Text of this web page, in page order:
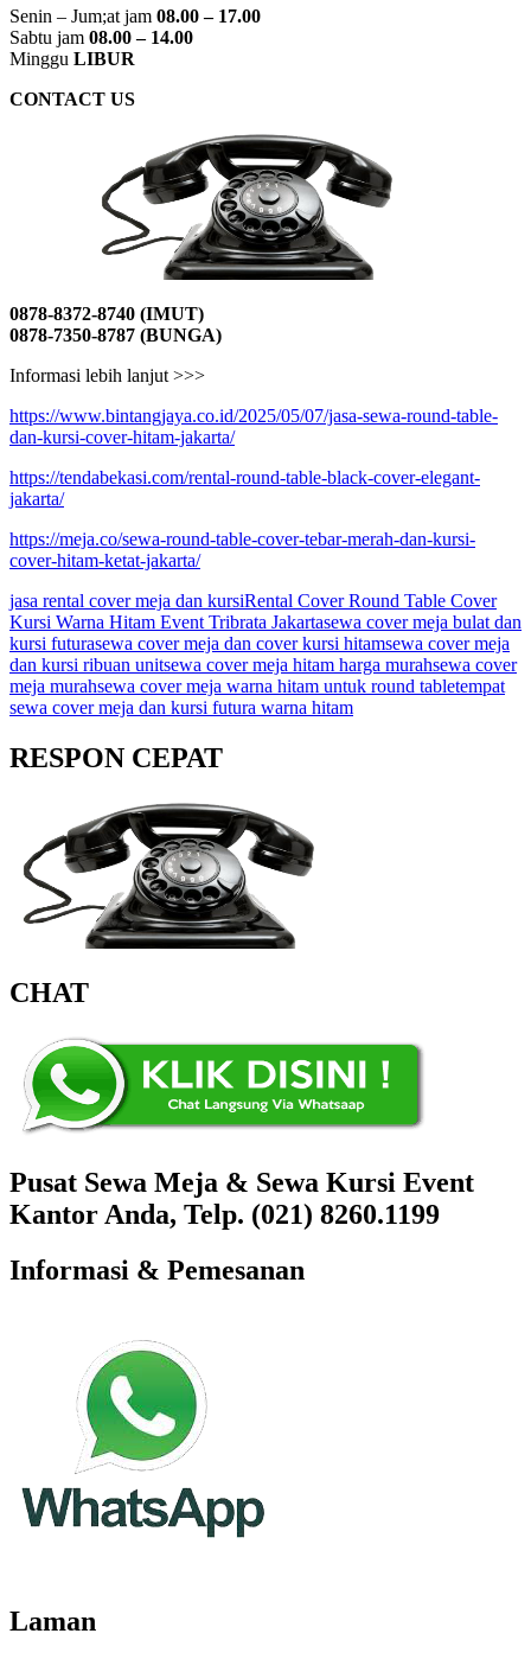
Senin – Jum;at jam 08.00 – 17.00
Sabtu jam 08.00 – 14.00
Minggu LIBUR
CONTACT US
0878-8372-8740 (IMUT)
0878-7350-8787 (BUNGA)
Informasi lebih lanjut >>>
https://www.bintangjaya.co.id/2025/05/07/jasa-sewa-round-table-
dan-kursi-cover-hitam-jakarta/
https://tendabekasi.com/rental-round-table-black-cover-elegant-
jakarta/
https://meja.co/sewa-round-table-cover-tebar-merah-dan-kursi-
cover-hitam-ketat-jakarta/
jasa rental cover meja dan kursiRental Cover Round Table Cover
Kursi Warna Hitam Event Tribrata Jakartasewa cover meja bulat dan
kursi futurasewa cover meja dan cover kursi hitamsewa cover meja
dan kursi ribuan unitsewa cover meja hitam harga murahsewa cover
meja murahsewa cover meja warna hitam untuk round tabletempat
sewa cover meja dan kursi futura warna hitam
RESPON CEPAT
CHAT
Pusat Sewa Meja & Sewa Kursi Event
Kantor Anda, Telp. (021) 8260.1199
Informasi & Pemesanan
Laman